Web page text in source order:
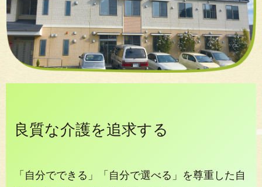
る
良質な介護を追求する
「自分でできる」「自分で選べる」を尊重した自